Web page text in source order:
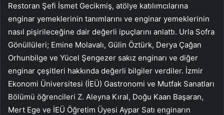
Restoran Şefi İsmet Gecikmiş, atölye katılımcılarına
enginar yemeklerinin tanımlarını ve enginar yemeklerinin
nasıl pişirileceğine dair değerli ipuçlarını anlattı. Urla Sofra
Gönüllüleri; Emine Molavalı, Gülin Öztürk, Derya Çağan
Orhunbilge ve Yücel Şengezer sakız enginarı ve diğer
enginar çeşitleri hakkında değerli bilgiler verdiler. İzmir
Ekonomi Üniversitesi (İEÜ) Gastronomi ve Mutfak Sanatları
Bölümü öğrencileri Z. Aleyna Kıral, Doğu Kaan Başaran,
Mert Ege ve İEÜ Öğretim Üyesi Aypar Satı enginarın